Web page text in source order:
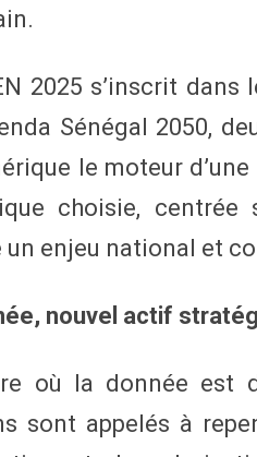
2025 s’inscrit
Sénégal 2050,
le moteur
choisie, centrée
un enjeu national et
nouvel actif
où la donnée est
sont appelés à